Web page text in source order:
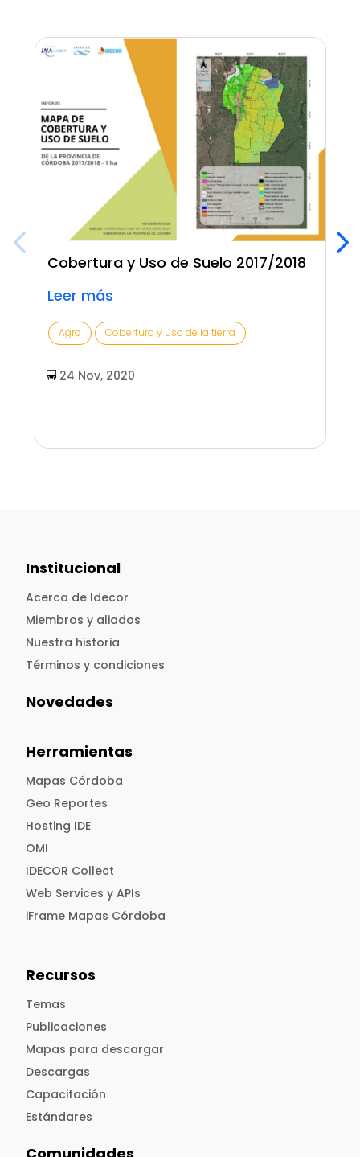
Cobertura y Uso de Suelo 2017/2018
Leer más
Agro Cobertura y uso de la tierra
24 Nov, 2020
Institucional
Acerca de Idecor
Miembros y aliados
Nuestra historia
Términos y condiciones
Novedades
Herramientas
Mapas Córdoba
Geo Reportes
Hosting IDE
OMI
IDECOR Collect
Web Services y APIs
iFrame Mapas Córdoba
Recursos
Temas
Publicaciones
Mapas para descargar
Descargas
Capacitación
Estándares